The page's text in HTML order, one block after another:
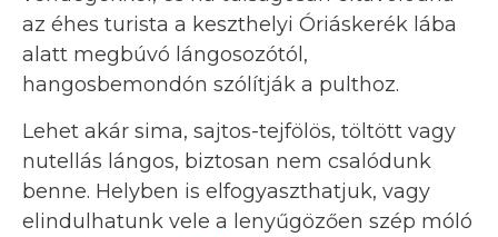
az éhes turista a keszthelyi Óriáskerék lába
alatt megbúvó lángosozótól,
hangosbemondón szólítják a pulthoz.
Lehet akár sima, sajtos-tejfölös, töltött vagy
nutellás lángos, biztosan nem csalódunk
benne. Helyben is elfogyaszthatjuk, vagy
elindulhatunk vele a lenyűgözően szép móló